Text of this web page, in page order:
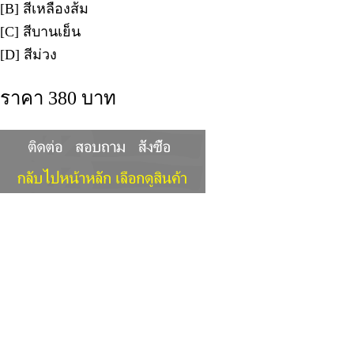
[B] สีเหลืองส้ม
[C] สีบานเย็น
[D] สีม่วง
ราคา 380 บาท